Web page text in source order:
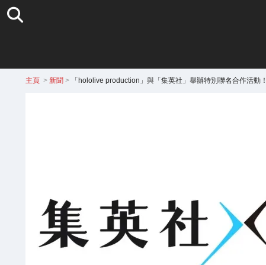
主頁 > 新聞 > 「hololive production」與「集英社」舉辦特別聯名合作活動！